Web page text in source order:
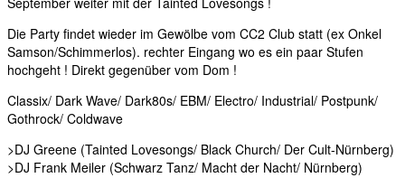
Die Party findet wieder im Gewölbe vom CC2 Club statt (ex Onkel
Samson/Schimmerlos). rechter Eingang wo es ein paar Stufen
hochgeht ! Direkt gegenüber vom Dom !
Classix/ Dark Wave/ Dark80s/ EBM/ Electro/ Industrial/ Postpunk/
Gothrock/ Coldwave
>DJ Greene (Tainted Lovesongs/ Black Church/ Der Cult-Nürnberg)
>DJ Frank Meiler (Schwarz Tanz/ Macht der Nacht/ Nürnberg)